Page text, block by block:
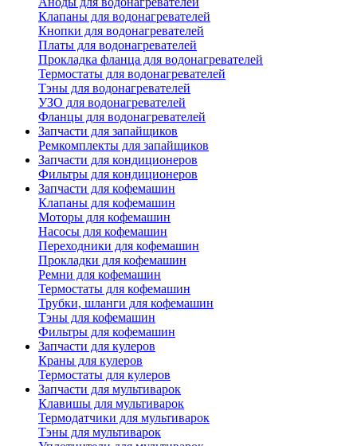
Клапаны для водонагревателей
Кнопки для водонагревателей
Платы для водонагревателей
Прокладка фланца для водонагревателей
Термостаты для водонагревателей
Тэны для водонагревателей
УЗО для водонагревателей
Фланцы для водонагревателей
Запчасти для запайщиков
Ремкомплекты для запайщиков
Запчасти для кондиционеров
Фильтры для кондиционеров
Запчасти для кофемашин
Клапаны для кофемашин
Моторы для кофемашин
Насосы для кофемашин
Переходники для кофемашин
Прокладки для кофемашин
Ремни для кофемашин
Термостаты для кофемашин
Трубки, шланги для кофемашин
Тэны для кофемашин
Фильтры для кофемашин
Запчасти для кулеров
Краны для кулеров
Термостаты для кулеров
Запчасти для мультиварок
Клавишы для мультиварок
Термодатчики для мультиварок
Тэны для мультиварок